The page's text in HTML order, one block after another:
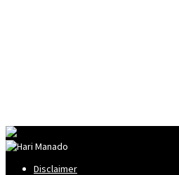
Disclaimer